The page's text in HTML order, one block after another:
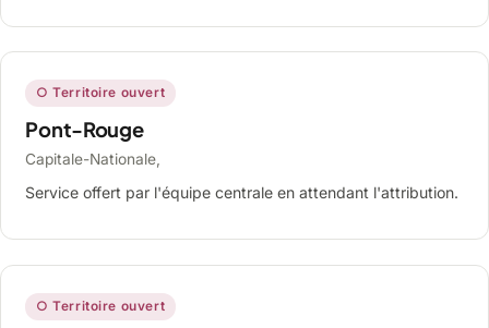
○ Territoire ouvert
Pont-Rouge
Capitale-Nationale,
Service offert par l'équipe centrale en attendant l'attribution.
○ Territoire ouvert